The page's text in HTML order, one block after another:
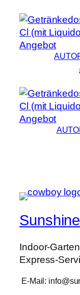
Angebot
im
Angebot
im
Indoor-
Express-
E-Mail: